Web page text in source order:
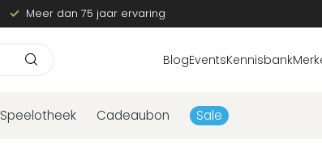
Meer dan 75 jaar ervaring
BlogEventsKennisbank
Speelotheek Cadeaubon Sale